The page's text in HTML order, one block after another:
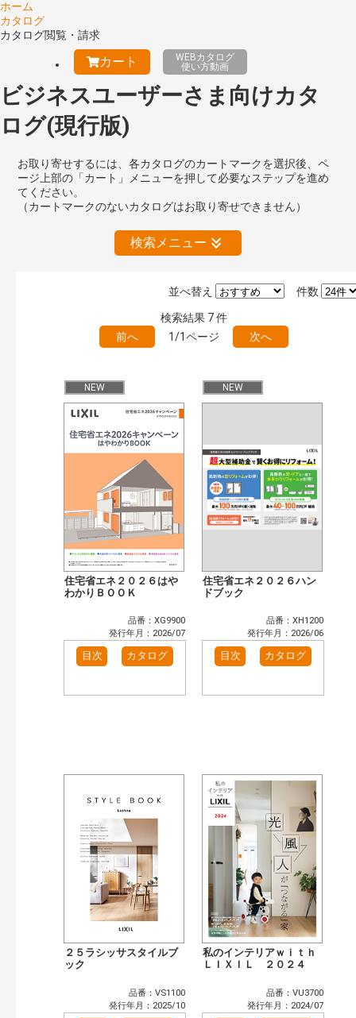
ホーム
カタログ
カタログ閲覧・請求
カート
WEBカタログ
使い方動画
ビジネスユーザーさま向けカタ
ログ(現行版)
お取り寄せするには、各カタログのカートマークを選択後、ペ
ージ上部の「カート」メニューを押して必要なステップを進め
てください。
（カートマークのないカタログはお取り寄せできません）
検索メニュー
絞り込みの解除
旧版（WEBカタログ）
キーワード検索（あいまい）
おすすめハッシュタグ
まずはここから（7）
施工イメージ・アイデア集（6）
リフォームおすすめ（10）
省エネ住宅関連（1）
補助金・優遇制度を知る（2）
カタログ一覧＆使い方（1）
カテゴリー
窓・シャッター（4）
玄関ドア・引戸（7）
インテリア建材（7）
エクステリア（3）
洗面化粧室（6）
トイレ（3）
小型電気温水器（1）
検索
件数
並べ替え
検索結果 7件
前へ
1/1ページ 次へ
NEW
住宅省エネ２０２６はや
わかりＢＯＯＫ
品番：XG9900
発行年月：2026/07
目次 カタログ
NEW
住宅省エネ２０２６ハン
ドブック
品番：XH1200
発行年月：2026/06
目次 カタログ
２５ラシッサスタイルブ
ック
品番：VS1100
発行年月：2025/10
私のインテリアｗｉｔｈ
ＬＩＸＩＬ ２０２４
品番：VU3700
発行年月：2024/07